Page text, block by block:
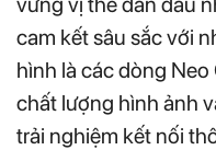
cam kết sâu sắc với
hình là các dòng Neo
chất lượng hình ảnh
trải nghiệm kết nối